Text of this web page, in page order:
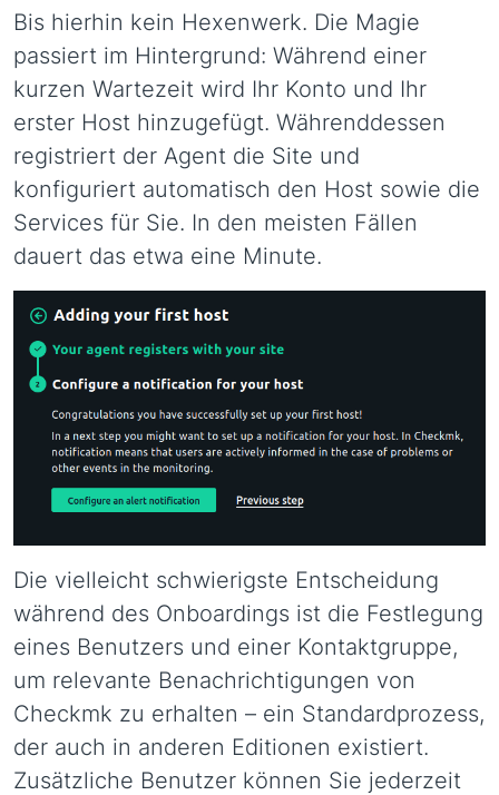
Bis hierhin kein Hexenwerk. Die Magie
passiert im Hintergrund: Während einer
kurzen Wartezeit wird Ihr Konto und Ihr
erster Host hinzugefügt. Währenddessen
registriert der Agent die Site und
konfiguriert automatisch den Host sowie die
Services für Sie. In den meisten Fällen
dauert das etwa eine Minute.
Die vielleicht schwierigste Entscheidung
während des Onboardings ist die Festlegung
eines Benutzers und einer Kontaktgruppe,
um relevante Benachrichtigungen von
Checkmk zu erhalten – ein Standardprozess,
der auch in anderen Editionen existiert.
Zusätzliche Benutzer können Sie jederzeit